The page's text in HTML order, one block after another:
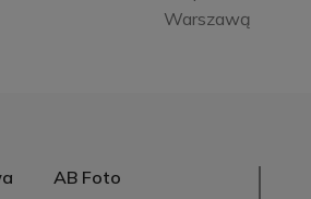
Warszawą
AB Foto